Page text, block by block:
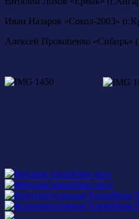
Иван Назаров «Сокол-2003»
Алексей Прокопенко «Сибирь»